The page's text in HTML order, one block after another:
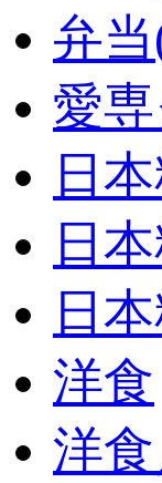
弁
愛
日
日
日
洋食
洋